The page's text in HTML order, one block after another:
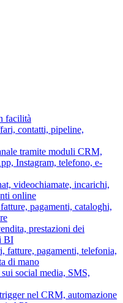
facilità
contatti, pipeline,
tramite moduli CRM,
Instagram, telefono, e-
videochiamate, incarichi,
online
pagamenti, cataloghi,
prestazioni dei
BI
fatture, pagamenti, telefonia,
di mano
social media, SMS,
nel CRM, automazione